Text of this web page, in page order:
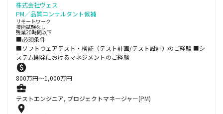
株式会社ヴェス
PM／品質コンサルタント候補
リモートワーク
技術試験なし
残業20時間以下
■必須条件
■ソフトウェアテスト・検証（テスト計画/テスト設計）のご経験 ■シ
ステム開発におけるマネジメントのご経験
800万円〜1,000万円
テストエンジニア, プロジェクトマネージャー(PM)